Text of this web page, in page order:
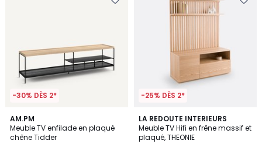
-30% DÈS 2*
AM.PM
Meuble TV enfilade en plaqué
chêne Tidder
4,7
/ 5
-25% DÈS 2*
LA REDOUTE INTERIEURS
Meuble TV Hifi en frêne massif et
plaqué, THEONIE
3
/
5